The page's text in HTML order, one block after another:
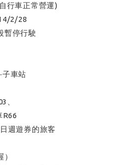
行車正常營運)
2/28
暫停行駛
車站
、
R66
週遊券的旅客